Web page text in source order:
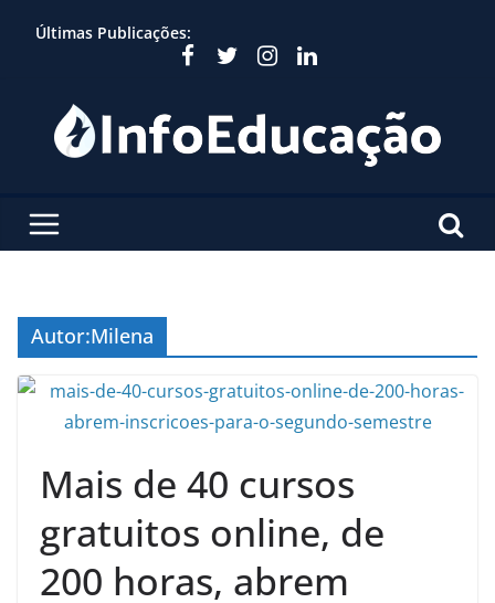
Últimas Publicações:
Autor:Milena
Mais de 40 cursos
gratuitos online, de
200 horas, abrem